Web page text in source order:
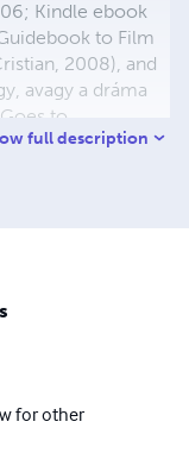
Kindle ebook
to Film
2008), and
avagy a dráma
to
Film] (in
full description
for other